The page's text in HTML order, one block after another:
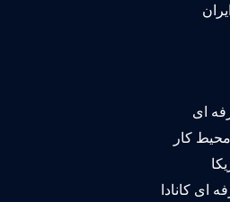
ای
کار
کانادا